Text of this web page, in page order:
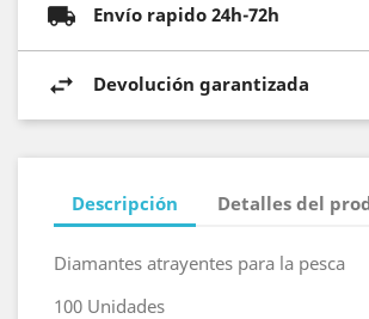
Envío rapido 24h-72h
Devolución garantizada
Descripción Detalles del
Diamantes atrayentes para la pesca
100 Unidades